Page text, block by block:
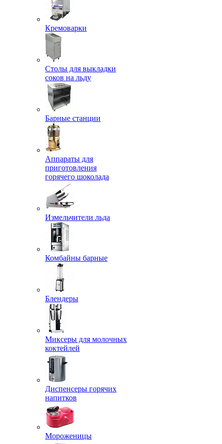
Кремоварки
Столы для выкладки
соков на льду
Барные станции
Аппараты для
приготовления
горячего шоколада
Измельчители льда
Комбайны барные
Блендеры
Миксеры для молочных
коктейлей
Диспенсеры горячих
напитков
Мороженицы